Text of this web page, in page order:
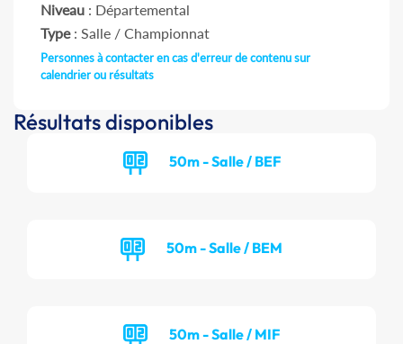
Niveau : Départemental
Type: Salle / Championnat
Personnes à contacter en cas d'erreur de contenu sur
calendrier ou résultats
Résultats disponibles
50m - Salle / BEF
50m - Salle / BEM
50m - Salle / MIF